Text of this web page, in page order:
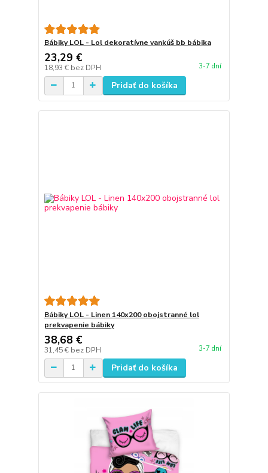
Bábiky LOL - Lol dekoratívne vankúš bb bábika
23,29 €
18,93 € bez DPH 3-7 dní
Pridať do košíka
Bábiky LOL - Linen 140x200 obojstranné lol
prekvapenie bábiky
38,68 €
31,45 € bez DPH 3-7 dní
Pridať do košíka